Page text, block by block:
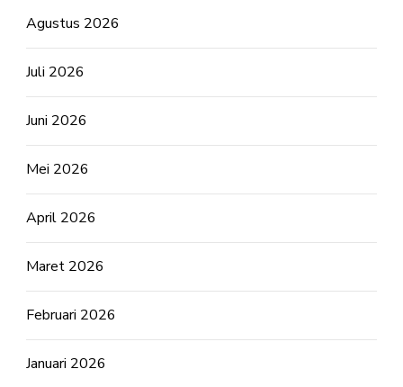
Agustus 2026
Juli 2026
Juni 2026
Mei 2026
April 2026
Maret 2026
Februari 2026
Januari 2026